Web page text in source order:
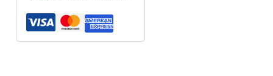
Vidrio